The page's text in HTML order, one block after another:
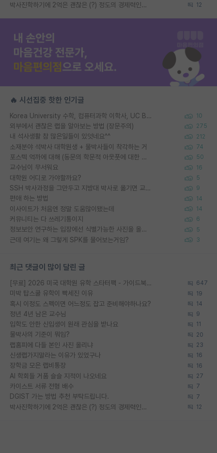
박사진학하기에 2억은 괜찮은 (?) 정도의 경제력인가요 12
🔥 시선집중 핫한 인기글
Korea University 수학, 컴퓨터과학 이학사, UC Berkeley 산업공학 대학원 공학박사가 되는 것은 쉽지 않겠죠? 10
외부에서 괜찮은 랩을 알아보는 방법 (장문주의) 275
내 석사생활 참 많은일들이 있엇네요^^ 212
소재분야 석박사 대학원생 + 물박사들이 착각하는 거 74
포스텍 억까에 대해 (동문의 학문적 아웃풋에 대한 반박) 50
교수님이 무서워요 16
대학원 어디로 가야할까요? 5
SSH 박사과정을 그만두고 지방대 박사로 옮기면 교수의 꿈은 끝일까요? 9
편애 하는 방법 14
이사이트가 처음엔 정말 도움많이됐는데 14
커뮤니티는 다 쓰레기통이지 6
정보보안 연구하는 입장에선 식별가능한 사진을 올리는건 비추이긴함 5
근데 여기는 왜 그렇게 SPK를 물어보는거임? 3
최근 댓글이 많이 달린 글
[무료] 2026 미국 대학원 유학 스타터팩 - 가이드북 & 합격자 컨택메일 템플릿 647
미박 탑스쿨 유학이 빡세진 이유 19
혹시 이정도 스펙이면 어느정도 잡고 준비해야하나요? 14
정년 4년 남은 교수님 9
입학도 안한 신입생이 원래 관심을 받나요 11
물박사의 기준이 뭐임? 20
랩홈피에 다들 본인 사진 올리냐 23
신생랩가지말라는 이유가 있었구나 16
장학금 모은 랩비통장 16
AI 학회들 거품 슬슬 지적이 나오네요 27
카이스트 서류 전형 배수 7
DGIST 가는 방법 추천 부탁드립니다. 7
박사진학하기에 2억은 괜찮은 (?) 정도의 경제력인가요 12